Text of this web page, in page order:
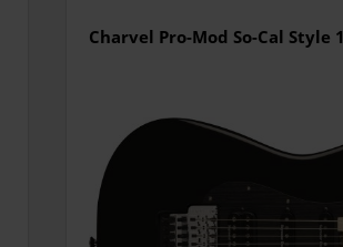
Charvel Pro-Mod So-Cal Style